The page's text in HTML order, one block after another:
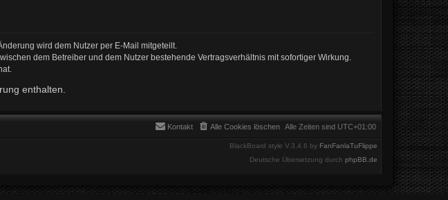
wird dem Nutzer per E-Mail mitgeteilt.
dem Betreiber und dem Nutzer bestehende Vertragsverhältnis mit sofortiger Wirkung.
enthalten.
Alle Zeiten sind UTC+01:00
Alle Cookies löschen
Kontakt
BlackBoard style V.3.4.6 by FanFanlaTuFlippe
Deutsche Übersetzung durch phpBB.de